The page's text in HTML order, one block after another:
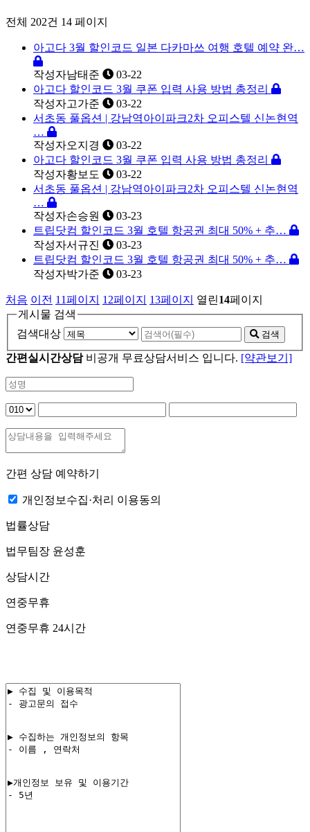
전체 202건 14 페이지
아고다 3월 할인코드 일본 다카마쓰 여행 호텔 예약 완…
작성자남태준
03-22
아고다 할인코드 3월 쿠폰 입력 사용 방법 총정리
작성자고가준
03-22
서초동 풀옵션 | 강남역아이파크2차 오피스텔 신논현역
…
작성자오지경
03-22
아고다 할인코드 3월 쿠폰 입력 사용 방법 총정리
작성자황보도
03-22
서초동 풀옵션 | 강남역아이파크2차 오피스텔 신논현역
…
작성자손승원
03-23
트립닷컴 할인코드 3월 호텔 항공권 최대 50% + 추…
작성자서규진
03-23
트립닷컴 할인코드 3월 호텔 항공권 최대 50% + 추…
작성자박가준 03-23
처음 이전 11페이지 12페이지 13페이지 열린14페이지
게시물 검색
검색대상
검색
간편실시간상담 비공개 무료상담서비스 입니다. [약관보기]
간편 상담 예약하기
개인정보수집·처리 이용동의
법률상담
법무팀장 윤성훈
상담시간
연중무휴
연중무휴 24시간